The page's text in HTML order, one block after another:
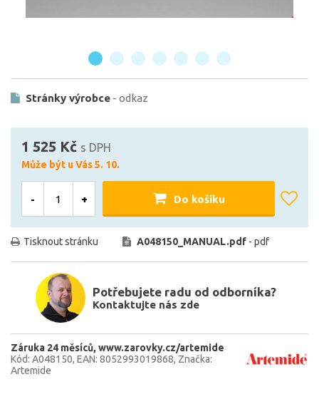
Stránky výrobce - odkaz
1 525 Kč s DPH
Může být u Vás 5. 10.
- + Do košíku
Tisknout stránku A048150_MANUAL.pdf - pdf
Potřebujete radu od odborníka?
Kontaktujte nás zde
Záruka 24 měsíců www.zarovky.cz/artemide
Kód: A048150 EAN: 8052993019868 Značka:
Artemide